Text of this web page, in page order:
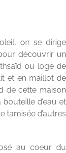
on se dirige
découvrir un
ou loge de
et en maillot de
de cette maison
d’eau et
tamisée d’autres
au coeur du